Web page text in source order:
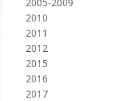
2010
2011
2012
2015
2016
2017